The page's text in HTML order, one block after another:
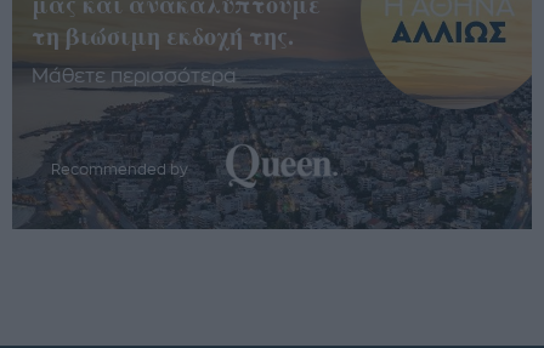
τη βιώσιμη εκδοχή της.
Μάθετε περισσότερα
Recommended by